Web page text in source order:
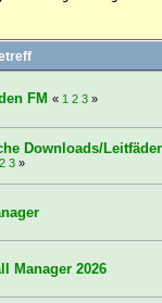
FM « 1 2 3»
Downloads/
2 3»
Manager 2026